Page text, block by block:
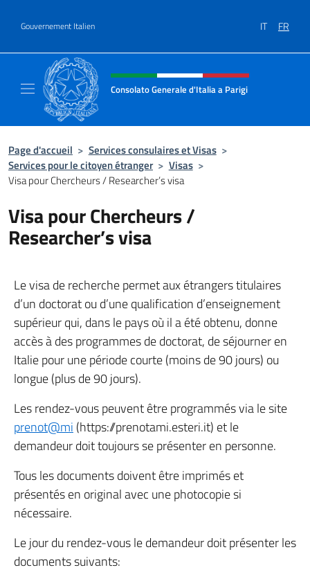
Gouvernement Italien IT FR
Site Web, social et en-tête de
Consolato Generale d'Italia a Parigi
Page d'accueil > Services consulaires et Visas >
Services pour le citoyen étranger > Visas >
Visa pour Chercheurs / Researcher’s visa
Visa pour Chercheurs /
Researcher’s visa
Le visa de recherche permet aux étrangers titulaires
d’un doctorat ou d’une qualification d’enseignement
supérieur qui, dans le pays où il a été obtenu, donne
accès à des programmes de doctorat, de séjourner en
Italie pour une période courte (moins de 90 jours) ou
longue (plus de 90 jours).
Les rendez-vous peuvent être programmés via le site
prenot@mi (https://prenotami.esteri.it) et le
demandeur doit toujours se présenter en personne.
Tous les documents doivent être imprimés et
présentés en original avec une photocopie si
nécessaire.
Le jour du rendez-vous le demandeur doit présenter les
documents suivants: